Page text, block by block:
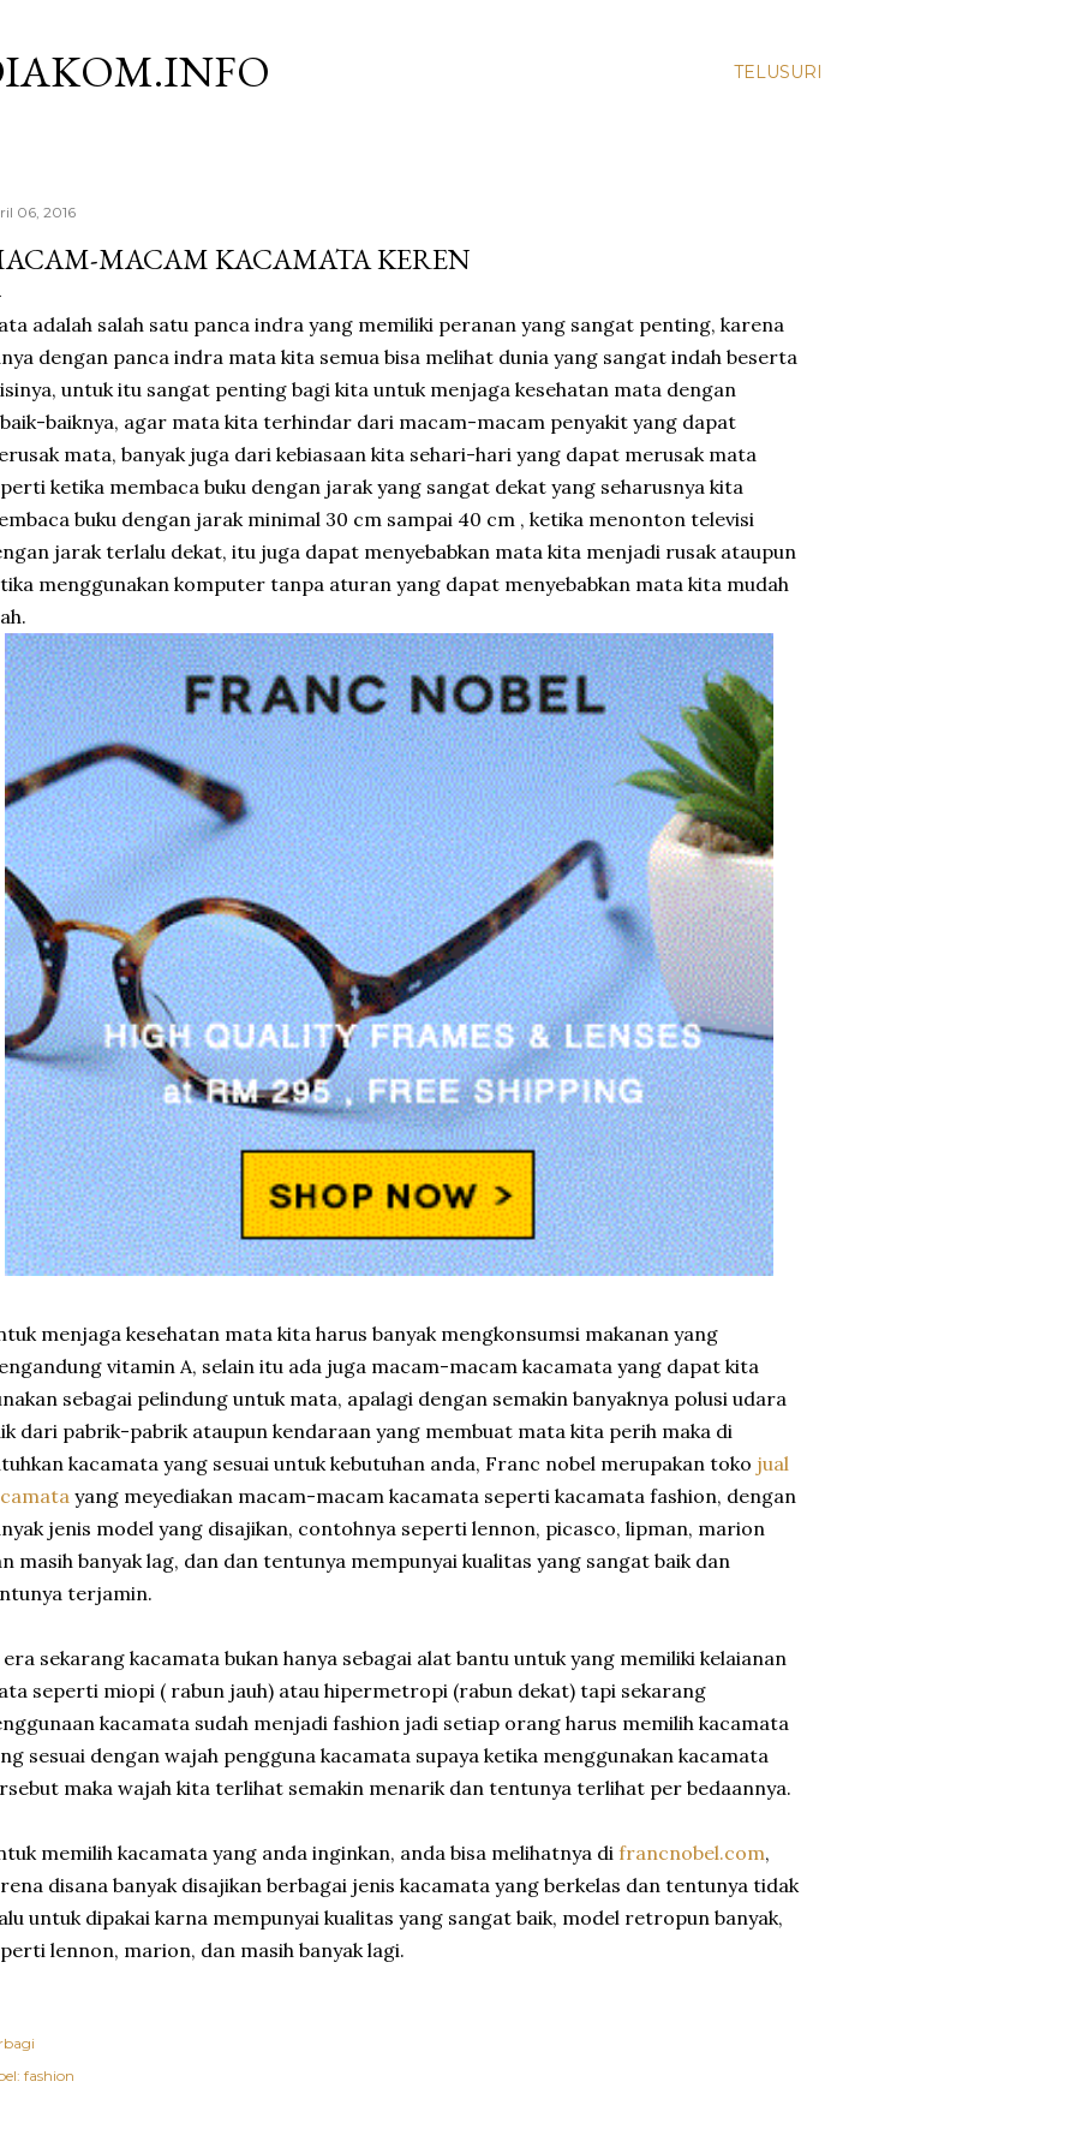
TELUSURI
06, 2016
MACAM KACAMATA KEREN
adalah salah satu panca indra yang memiliki peranan yang sangat penting, karena
dengan panca indra mata kita semua bisa melihat dunia yang sangat indah beserta
untuk itu sangat penting bagi kita untuk menjaga kesehatan mata dengan
baiknya, agar mata kita terhindar dari macam-macam penyakit yang dapat
mata, banyak juga dari kebiasaan kita sehari-hari yang dapat merusak mata
ketika membaca buku dengan jarak yang sangat dekat yang seharusnya kita
buku dengan jarak minimal 30 cm sampai 40 cm , ketika menonton televisi
jarak terlalu dekat, itu juga dapat menyebabkan mata kita menjadi rusak ataupun
menggunakan komputer tanpa aturan yang dapat menyebabkan mata kita mudah
menjaga kesehatan mata kita harus banyak mengkonsumsi makanan yang
vitamin A, selain itu ada juga macam-macam kacamata yang dapat kita
sebagai pelindung untuk mata, apalagi dengan semakin banyaknya polusi udara
dari pabrik-pabrik ataupun kendaraan yang membuat mata kita perih maka di
kacamata yang sesuai untuk kebutuhan anda, Franc nobel merupakan toko jual
yang meyediakan macam-macam kacamata seperti kacamata fashion, dengan
jenis model yang disajikan, contohnya seperti lennon, picasco, lipman, marion
masih banyak lag, dan dan tentunya mempunyai kualitas yang sangat baik dan
terjamin.
era sekarang kacamata bukan hanya sebagai alat bantu untuk yang memiliki kelaianan
seperti miopi ( rabun jauh) atau hipermetropi (rabun dekat) tapi sekarang
kacamata sudah menjadi fashion jadi setiap orang harus memilih kacamata
sesuai dengan wajah pengguna kacamata supaya ketika menggunakan kacamata
maka wajah kita terlihat semakin menarik dan tentunya terlihat per bedaannya.
memilih kacamata yang anda inginkan, anda bisa melihatnya di francnobel.com,
disana banyak disajikan berbagai jenis kacamata yang berkelas dan tentunya tidak
untuk dipakai karna mempunyai kualitas yang sangat baik, model retropun banyak,
lennon, marion, dan masih banyak lagi.
fashion